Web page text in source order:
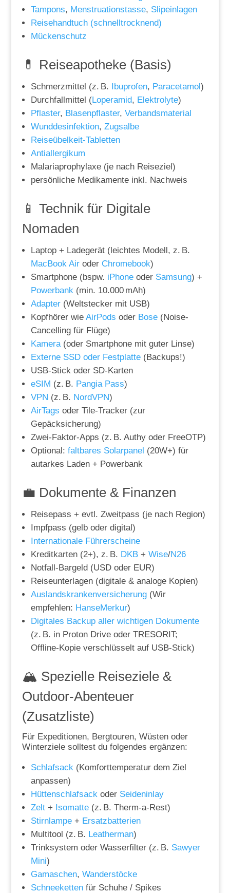
Tampons, Menstruationstasse, Slipeinlagen
Reisehandtuch (schnelltrocknend)
Mückenschutz
💊 Reiseapotheke (Basis)
Schmerzmittel (z. B. Ibuprofen, Paracetamol)
Durchfallmittel (Loperamid, Elektrolyte)
Pflaster, Blasenpflaster, Verbandsmaterial
Wunddesinfektion, Zugsalbe
Reiseübelkeit-Tabletten
Antiallergikum
Malariaprophylaxe (je nach Reiseziel)
persönliche Medikamente inkl. Nachweis
📱 Technik für Digitale
Nomaden
Laptop + Ladegerät (leichtes Modell, z. B.
MacBook Airoder Chromebook)
Smartphone (bspw. iPhoneoder Samsung) +
Powerbank(min. 10.000 mAh)
Adapter(Weltstecker mit USB)
Kopfhörer wie AirPods oder Bose(Noise-
Cancelling für Flüge)
Kamera(oder Smartphone mit guter Linse)
Externe SSD oder Festplatte(Backups!)
USB-Stick oder SD-Karten
eSIM (z. B. Pangia Pass)
VPN (z. B. NordVPN)
AirTags oder Tile-Tracker (zur
Gepäcksicherung)
Zwei-Faktor-Apps (z. B. Authy oder FreeOTP)
Optional: faltbares Solarpanel (20W+) für
autarkes Laden + Powerbank
💼 Dokumente & Finanzen
Reisepass + evtl. Zweitpass (je nach Region)
Impfpass (gelb oder digital)
Internationale Führerscheine
Kreditkarten (2+), z. B. DKB+ Wise/N26
Notfall-Bargeld (USD oder EUR)
Reiseunterlagen (digitale & analoge Kopien)
Auslandskrankenversicherung(Wir
empfehlen: HanseMerkur)
Digitales Backup aller wichtigen Dokumente
(z. B. in Proton Drive oder TRESORIT;
Offline-Kopie verschlüsselt auf USB-Stick)
🏔️ Spezielle Reiseziele &
Outdoor-Abenteuer
(Zusatzliste)
Für Expeditionen, Bergtouren, Wüsten oder
Winterziele solltest du folgendes ergänzen:
Schlafsack(Komforttemperatur dem Ziel
anpassen)
Hüttenschlafsackoder Seideninlay
Zelt+ Isomatte(z. B. Therm-a-Rest)
Stirnlampe+ Ersatzbatterien
Multitool (z. B. Leatherman)
Trinksystem oder Wasserfilter (z. B. Sawyer
Mini)
Gamaschen, Wanderstöcke
Schneekettenfür Schuhe / Spikes